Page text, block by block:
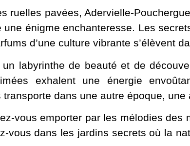
ruelles pavées, Adervielle-
énigme enchanteresse. Les
d’une culture vibrante s’élèvent
labyrinthe de beauté et de
exhalent une énergie
dans une autre époque, une
vous emporter par les mélodies des
vous dans les jardins secrets où la